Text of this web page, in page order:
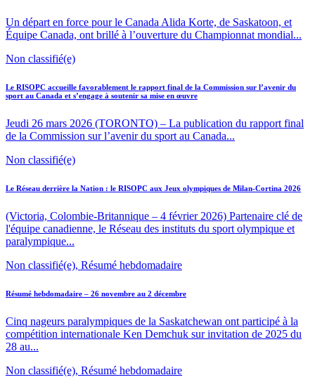
Un départ en force pour le Canada Alida Korte, de Saskatoon, et
Équipe Canada, ont brillé à l’ouverture du Championnat mondial...
Non classifié(e)
Le RISOPC accueille favorablement le rapport final de la Commission sur l’avenir du
sport au Canada et s’engage à soutenir sa mise en œuvre
Jeudi 26 mars 2026 (TORONTO) – La publication du rapport final
de la Commission sur l’avenir du sport au Canada...
Non classifié(e)
Le Réseau derrière la Nation : le RISOPC aux Jeux olympiques de Milan-Cortina 2026
(Victoria, Colombie-Britannique – 4 février 2026) Partenaire clé de
l'équipe canadienne, le Réseau des instituts du sport olympique et
paralympique...
Non classifié(e), Résumé hebdomadaire
Résumé hebdomadaire – 26 novembre au 2 décembre
Cinq nageurs paralympiques de la Saskatchewan ont participé à la
compétition internationale Ken Demchuk sur invitation de 2025 du
28 au...
Non classifié(e), Résumé hebdomadaire